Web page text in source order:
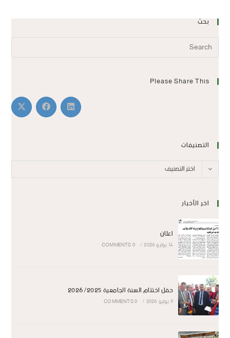
بحث
Please Share This
التصنيفات
اختر التصنيف
اخر الأخبار
اعلان
14 يوليو 2026 /
0 COMMENTS
حفل اختتام السنة الجامعية 2026/2025
9 يوليو 2026 /
0 COMMENTS